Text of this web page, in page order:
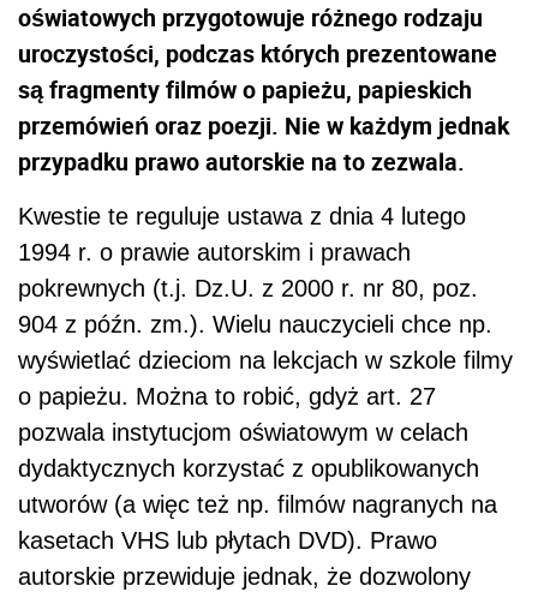
oświatowych przygotowuje różnego rodzaju
uroczystości, podczas których prezentowane
są fragmenty filmów o papieżu, papieskich
przemówień oraz poezji. Nie w każdym jednak
przypadku prawo autorskie na to zezwala.
Kwestie te reguluje ustawa z dnia 4 lutego
1994 r. o prawie autorskim i prawach
pokrewnych (t.j. Dz.U. z 2000 r. nr 80, poz.
904 z późn. zm.). Wielu nauczycieli chce np.
wyświetlać dzieciom na lekcjach w szkole filmy
o papieżu. Można to robić, gdyż art. 27
pozwala instytucjom oświatowym w celach
dydaktycznych korzystać z opublikowanych
utworów (a więc też np. filmów nagranych na
kasetach VHS lub płytach DVD). Prawo
autorskie przewiduje jednak, że dozwolony